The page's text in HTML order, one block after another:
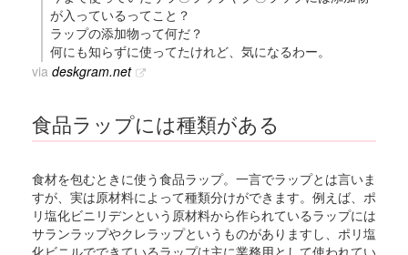
が入っているってこと？
ラップの添加物って何だ？
何にも知らずに使ってたけれど、気になるわー。
via deskgram.net
食品ラップには種類がある
食材を包むときに使う食品ラップ。一言でラップとは言いま
すが、実は原材料によって種類分けができます。例えば、ポ
リ塩化ビニリデンという原材料から作られているラップには
サランラップやクレラップというものがありますし、ポリ塩